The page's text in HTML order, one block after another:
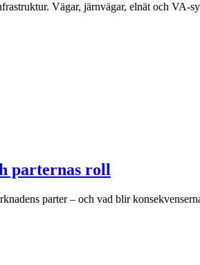
Vägar, järnvägar, elnät och VA-
parternas roll
parter – och vad blir